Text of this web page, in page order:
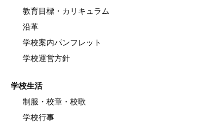
教育目標・カリキュラム
沿革
学校案内パンフレット
学校運営方針
学校生活
制服・校章・校歌
学校行事